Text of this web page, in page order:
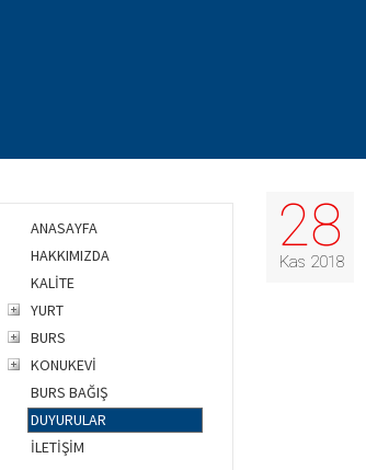
ANASAYFA
HAKKIMIZDA
KALİTE
YURT
BURS
KONUKEVİ
BURS BAĞIŞ
DUYURULAR
İLETİŞİM
28
Kas 2018